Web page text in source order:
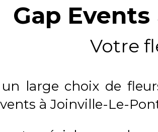
Gap Events
Votre
un large choix de
à Joinville-Le-